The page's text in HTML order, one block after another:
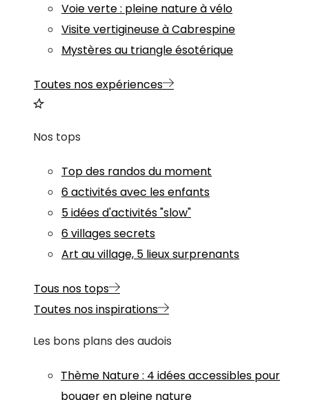
Voie verte : pleine nature à vélo
Visite vertigineuse à Cabrespine
Mystères au triangle ésotérique
Toutes nos expériences
Nos tops
Top des randos du moment
6 activités avec les enfants
5 idées d'activités "slow"
6 villages secrets
Art au village, 5 lieux surprenants
Tous nos tops
Toutes nos inspirations
Les bons plans des audois
Thème Nature: 4 idées accessibles pour
bouger en pleine nature